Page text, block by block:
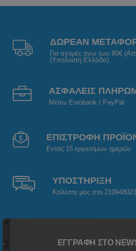
ΔΩΡΕΑΝ
Για αγορές άνω των 80€
(Υπόλοιπη Ελλάδα).
ΑΣΦΑΛΕΙΣ
Μέσω Eurobank / PayPal
ΕΠΙΣΤΡΟΦΗ
Εντός 15 εργασίμων ημερών
ΥΠΟΣΤΗΡΙΞΗ
Καλέστε μας στο
ΕΓΓΡΑΦΉ ΣΤΟ